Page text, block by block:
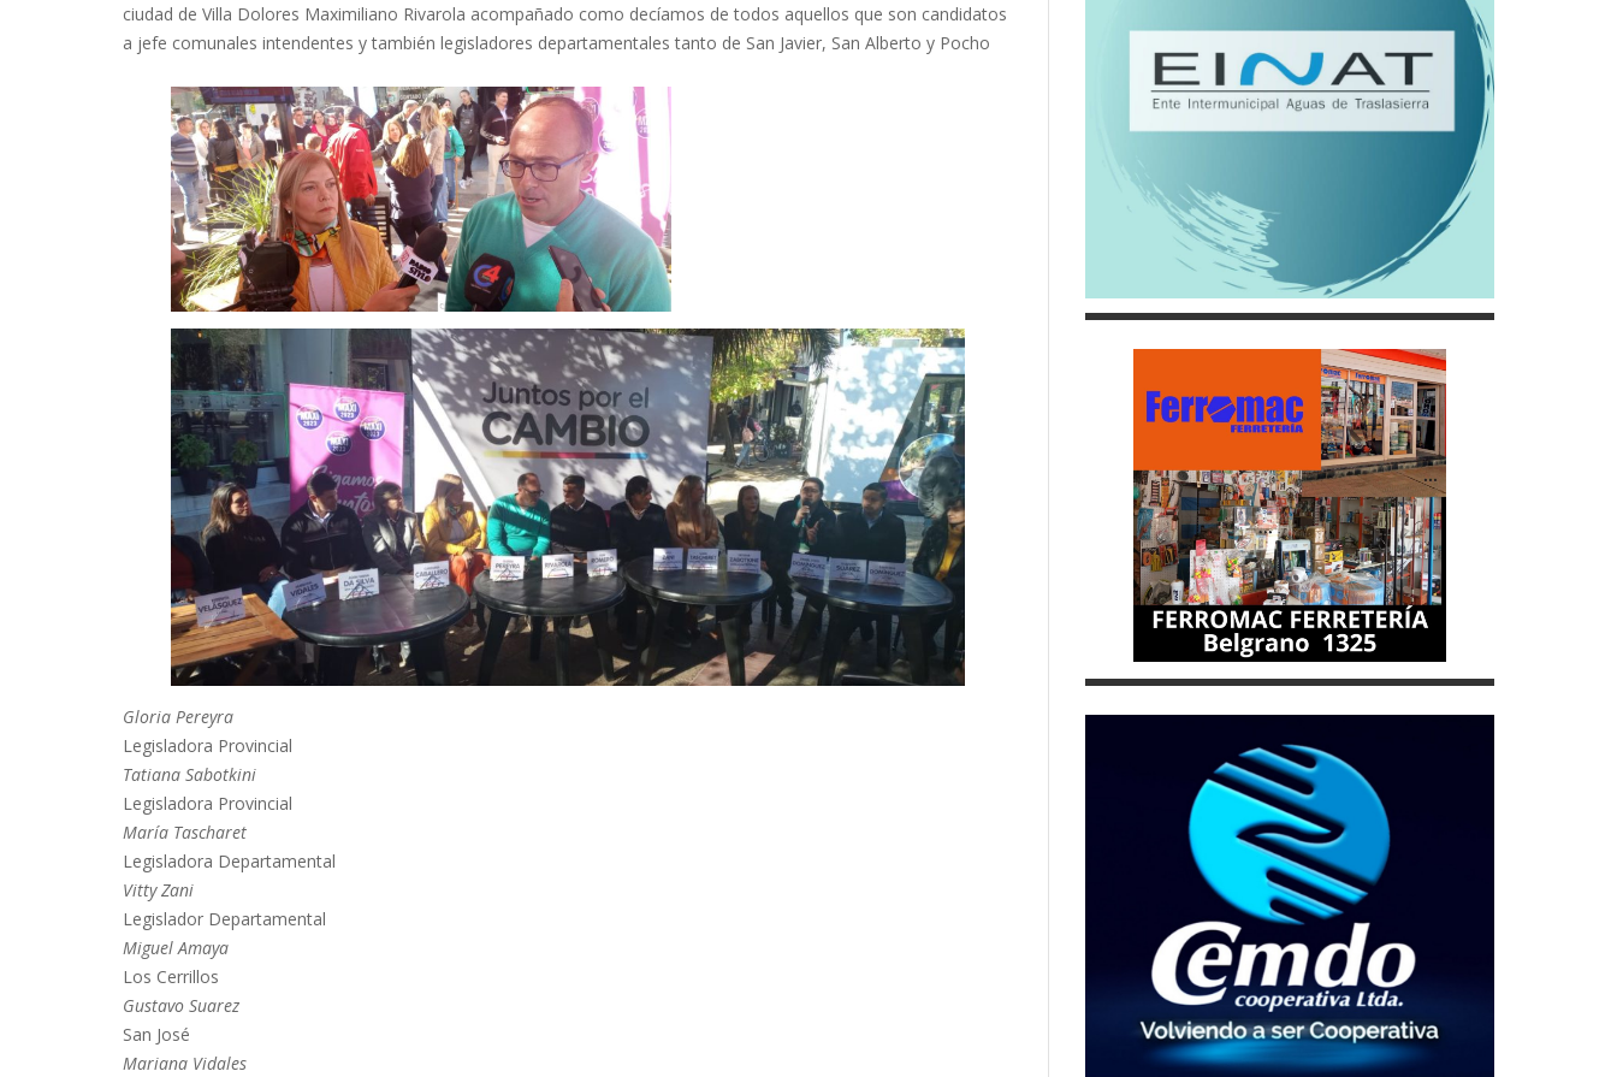
ciudad de Villa Dolores Maximiliano Rivarola acompañado como decíamos de todos aquellos que son candidatos
a jefe comunales intendentes y también legisladores departamentales tanto de San Javier, San Alberto y Pocho
Gloria Pereyra
Legisladora Provincial
Tatiana Sabotkini
Legisladora Provincial
María Tascharet
Legisladora Departamental
Vitty Zani
Legislador Departamental
Miguel Amaya
Los Cerrillos
Gustavo Suarez
San José
Mariana Vidales